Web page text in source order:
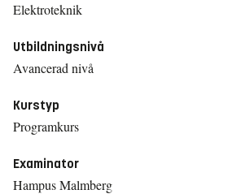
Elektroteknik
Utbildningsnivå
Avancerad nivå
Kurstyp
Programkurs
Examinator
Hampus Malmberg